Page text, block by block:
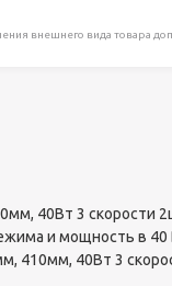
внешнего вида товара
40Вт 3 скорости
и мощность в 40
410мм, 40Вт 3